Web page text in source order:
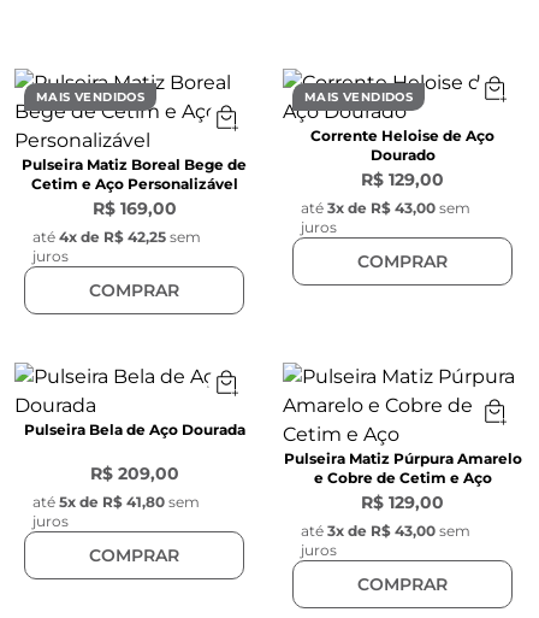
MAIS VENDIDOS
Pulseira Matiz Boreal Bege de
Cetim e Aço Personalizável
R$ 169,00
até 4x de R$ 42,25 sem
juros
COMPRAR
MAIS VENDIDOS
Corrente Heloise de Aço
Dourado
R$ 129,00
até 3x de R$ 43,00 sem
juros
COMPRAR
Pulseira Bela de Aço Dourada
R$ 209,00
até 5x de R$ 41,80 sem
juros
COMPRAR
Pulseira Matiz Púrpura Amarelo
e Cobre de Cetim e Aço
R$ 129,00
até 3x de R$ 43,00 sem
juros
COMPRAR